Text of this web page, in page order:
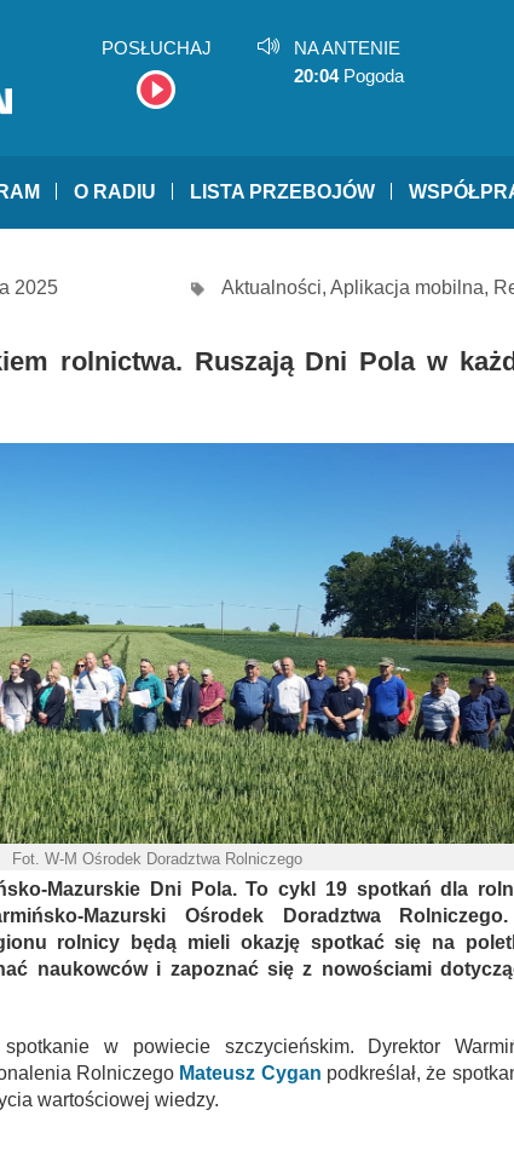
POSŁUCHAJ
NA ANTENIE
20:04Pogoda
O RADIU LISTA PRZEBOJÓW
2025 Aktualności, Aplikacja mobilna,
rolnictwa. Ruszają Dni Pola w
Fot. W-M Ośrodek Doradztwa Rolniczego
Mazurskie Dni Pola. To cykl 19 spotkań dla
Mazurski Ośrodek Doradztwa
rolnicy będą mieli okazję spotkać się na
naukowców i zapoznać się z nowościami
w powiecie szczycieńskim. Dyrektor
Rolniczego Mateusz Cygan podkreślał, że
wartościowej wiedzy.